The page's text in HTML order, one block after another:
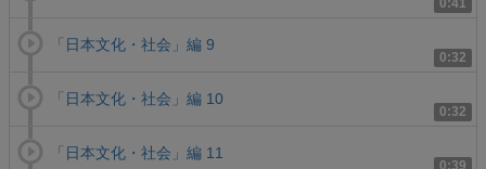
0:41
0:32
「日本文化・社会」編 9
0:32
「日本文化・社会」編 10
0:39
「日本文化・社会」編 11